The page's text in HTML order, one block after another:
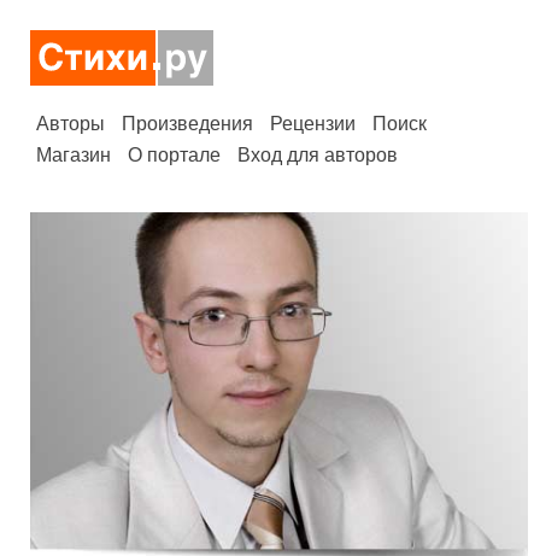
Авторы Произведения Рецензии
Поиск
Магазин
О портале Вход для авторов